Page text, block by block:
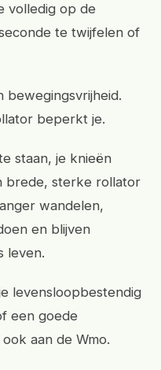
volledig op de
te twijfelen of
bewegingsvrijheid.
beperkt je.
staan, je knieën
brede, sterke rollator
wandelen,
en blijven
leven.
levensloopbestendig
een goede
aan de Wmo.